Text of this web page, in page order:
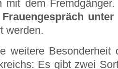
mit dem
Frauengespräch
werden.
weitere Besonderheit
Es gibt zwei